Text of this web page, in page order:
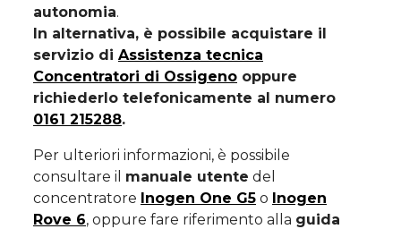
autonomia.
In alternativa, è possibile acquistare il
servizio di Assistenza tecnica
Concentratori di Ossigeno oppure
richiederlo telefonicamente al numero
0161 215288.
Per ulteriori informazioni, è possibile
consultare il manuale utente del
concentratore Inogen One G5 o Inogen
Rove 6, oppure fare riferimento alla guida